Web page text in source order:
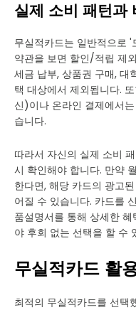
실제 소비 패턴과
무실적카드는 일반적으로
약관을 보면 할인/적립 제
세금 납부, 상품권 구매, 대
택 대상에서 제외됩니다.
신)이나 온라인 결제에서
습니다.
따라서 자신의 실제 소비
시 확인해야 합니다. 만약
한다면, 해당 카드의 광고
어질 수 있습니다. 카드를
품설명서를 통해 상세한
야 후회 없는 선택을 할 수
무실적카드 활
최적의 무실적카드를 선택